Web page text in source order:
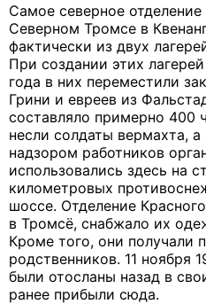
Самое северное
Северном Тромсе в
фактически из двух
При создании этих
года в них переместили
Грини и евреев из
составляло примерно 400
несли солдаты вермахта,
надзором работников
использовались здесь на
километровых
шоссе. Отделение
в Тромсё, снабжало их
Кроме того, они получали
родственников. 11 ноября
были отосланы назад в
ранее прибыли сюда.